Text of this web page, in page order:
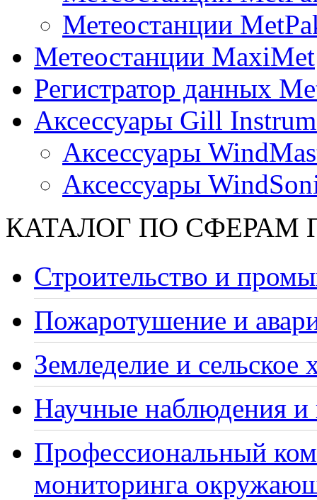
Метеостанции
Метеостанции MaxiMet
Регистратор данных
Аксессуары Gill
Аксессуары
Аксессуары
КАТАЛОГ ПО СФЕРАМ
Строительство и
Пожаротушение и
Земледелие и сельское
Научные наблюдения и
Профессиональный
мониторинга